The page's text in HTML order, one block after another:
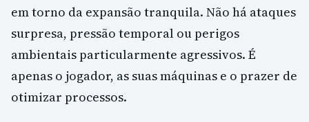
em torno da expansão tranquila. Não há ataques
surpresa, pressão temporal ou perigos
ambientais particularmente agressivos. É
apenas o jogador, as suas máquinas e o prazer de
otimizar processos.